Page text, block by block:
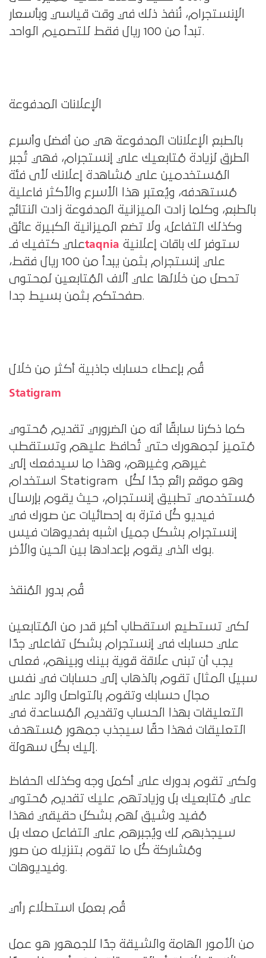
الإنستجرام، نُنفذ ذلك في وقت قياسي وبأسعار
تبدأ من 100 ريال فقط للتصميم الواحد.
الإعلانات المدفوعة
بالطبع الإعلانات المدفوعة هي من أفضل وأسرع
الطرق لزيادة مُتابعيك علي إنستجرام، فهي تُجبر
المُستخدمين علي مُشاهدة إعلانك لأى فئة
مُستهدفه، ويُعتبر هذا الأسرع والأكثر فاعلية
بالطبع، وكلما زادت الميزانية المدفوعة زادت النتائج
وكذلك التفاعل، ولا تضع الميزانية الكبيرة عائق
علي كتفيك فـtaqnia
علي إنستجرام بثمن يبدأ من 100 ريال فقط،
تحصل من خلالها علي ألاف المُتابعين لمحتوى
صفحتكم بثمن بسيط جدا.
قُم بإعطاء حسابك جاذبية أكثر من خلال
Statigram
كما ذكرنا سابقًا أنه من الضروري تقديم مُحتوي
مُتميز لجمهورك حتي تُحافظ عليهم وتستقطب
غيرهم وغيرهم، وهذا ما سيدفعك إلي
استخدام Statigram وهو موقع رائع جدًا لكُل
مُستخدمي تطبيق إنستجرام، حيث يقوم بإرسال
فيديو كُل فترة به إحصائيات عن صورك في
إنستجرام بشكل جميل اشبه بفديوهات فيس
بوك الذي يقوم بإعدادها بين الحين والأخر.
قُم بدور المُنقذ
لكي تستطيع استقطاب أكبر قدر من المُتابعين
علي حسابك في إنستجرام بشكل تفاعلي جدًا
يجب أن تبنى علاقة قوية بينك وبينهم، فعلى
سبيل المثال تقوم بالذهاب إلي حسابات في نفس
مجال حسابك وتقوم بالتواصل والرد علي
التعليقات بهذا الحساب وتقديم المُساعدة في
التعليقات فهذا حقًا سيجذب جمهور مُستهدف
إليك بكُل سهولة.
ولكي تقوم بدورك علي أكمل وجه وكذلك الحفاظ
علي مُتابعيك بل وزيادتهم عليك تقديم مُحتوي
مُفيد وشيق لهم بشكل حقيقي فهذا
سيجذبهم لك ويُجبرهم علي التفاعل معك بل
ومُشاركة كُل ما تقوم بتنزيله من صور
قُم بعمل استطلاع رأي
من الأمور الهامة والشيقة جدًا للجمهور هو عمل